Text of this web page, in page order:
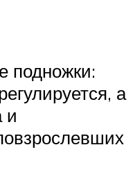
подножки:
а
и